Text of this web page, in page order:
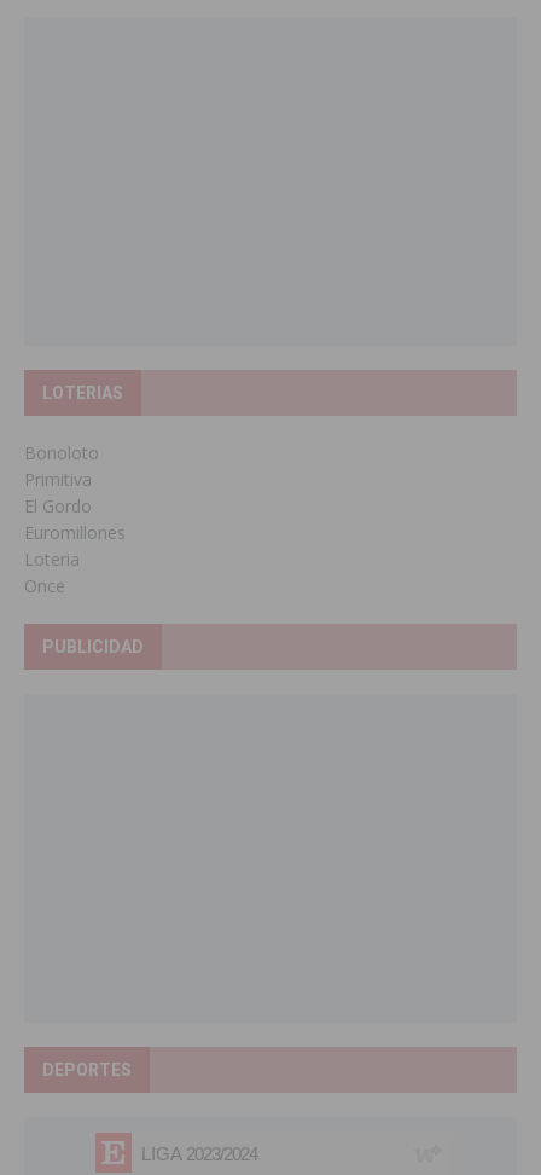
LOTERIAS
Bonoloto
Primitiva
El Gordo
Euromillones
Loteria
Once
PUBLICIDAD
DEPORTES